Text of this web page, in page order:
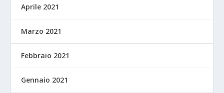
Aprile 2021
Marzo 2021
Febbraio 2021
Gennaio 2021